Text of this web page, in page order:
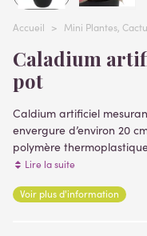
Accueil > Mini Plantes,
Caladium artificiel coloré 20 cm en
pot
Caldium artificiel
envergure d’environ 20
polymère
mesurant 8.5 cm de
Lire la suite
Voir plus d'information